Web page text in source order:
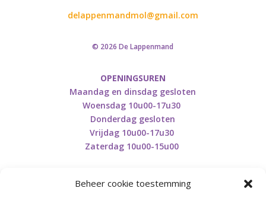
Beheer cookie toestemming
delappenmandmol@gmail.com
© 2026 De Lappenmand
OPENINGSUREN
Maandag en dinsdag gesloten
Woensdag 10u00-17u30
Donderdag gesloten
Vrijdag 10u00-17u30
Zaterdag 10u00-15u00